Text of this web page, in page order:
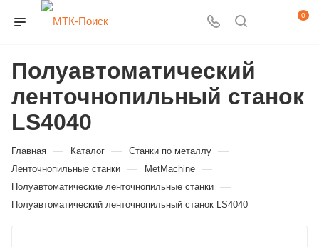
0
Полуавтоматический
ленточнопильный станок
LS4040
Главная — Каталог — Станки по металлу —
Ленточнопильные станки — MetMachine —
Полуавтоматические ленточнопильные станки —
Полуавтоматический ленточнопильный станок LS4040